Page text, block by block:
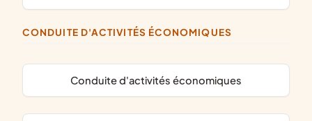
CONDUITE D'ACTIVITÉS ÉCONOMIQUES
conduite d'activités économiques